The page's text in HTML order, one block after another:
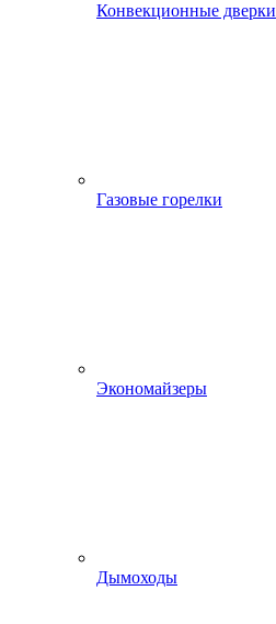
Конвекционные дверки
Газовые горелки
Экономайзеры
Дымоходы